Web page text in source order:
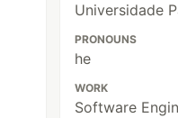
Universidade
PRONOUNS
he
WORK
Software